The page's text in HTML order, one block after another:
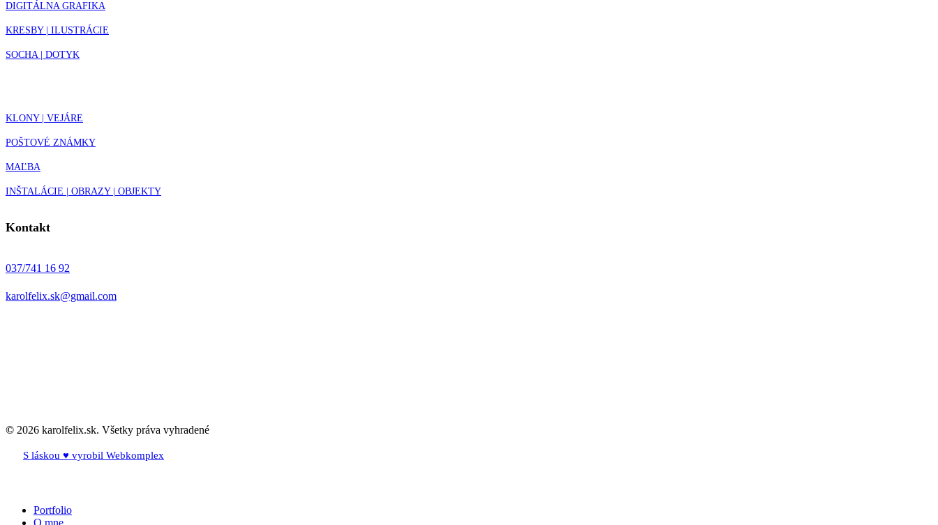
DIGITÁLNA GRAFIKA
KRESBY | ILUSTRÁCIE
SOCHA | DOTYK
KLONY | VEJÁRE
POŠTOVÉ ZNÁMKY
MAĽBA
INŠTALÁCIE | OBRAZY | OBJEKTY
Kontakt
037/741 16 92
karolfelix.sk@gmail.com
© 2026 karolfelix.sk. Všetky práva vyhradené
S láskou ♥ vyrobil Webkomplex
Close
Menu
Portfolio
O mne